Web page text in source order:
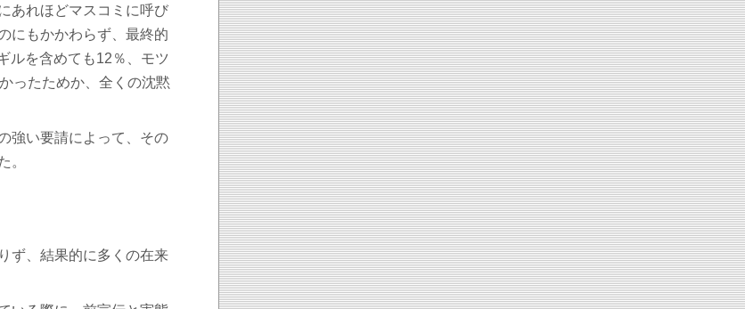
あれほどマスコミに呼び
にもかかわらず、最終的
ルを含めても12％、モツ
ったためか、全くの沈黙
強い要請によって、その
。
ず、結果的に多くの在来